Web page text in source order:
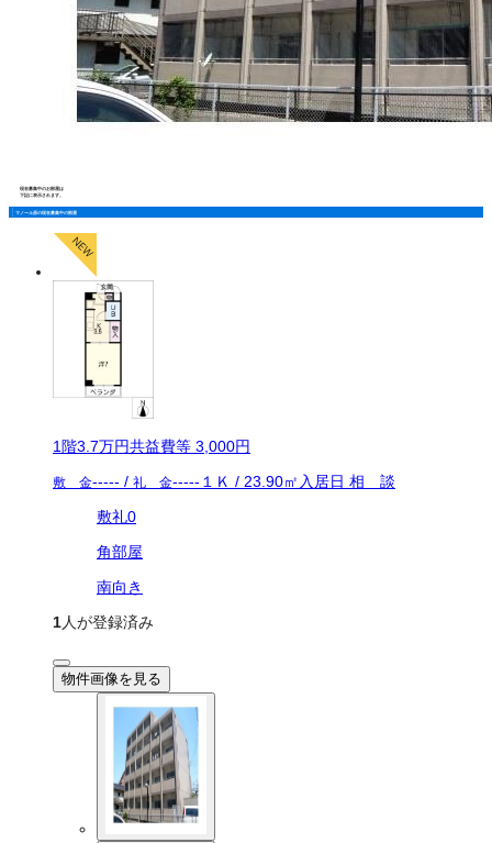
現在募集中のお部屋は
下記に表示されます。
マノール原の現在募集中の部屋
1階3.7万円共益費等 3,000円
敷 金----- / 礼 金----- １Ｋ / 23.90㎡ 入居日 相 談
敷礼0
角部屋
南向き
1人が登録済み
物件画像を見る